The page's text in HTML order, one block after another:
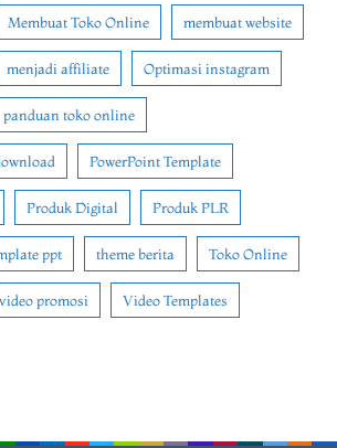
Membuat Toko Online membuat website
menjadi affiliate Optimasi instagram
panduan toko online
PowerPoint Template
Produk Digital Produk PLR
ppt theme berita Toko Online
video promosi Video Templates